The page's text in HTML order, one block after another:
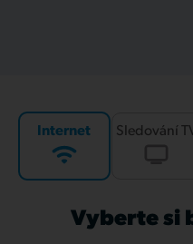
Internet Sledování
Vyberte si